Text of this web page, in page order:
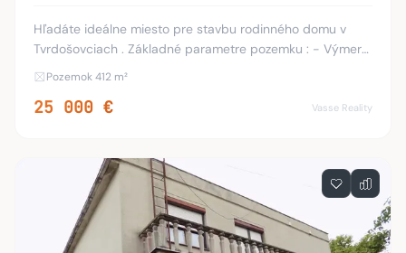
Hľadáte ideálne miesto pre stavbu rodinného domu v
Tvrdošovciach . Základné parametre pozemku : - Výmera:
412 m² (šírka cca 14 m x dĺžka cca 28 m) - Terén: Úplná
Pozemok 412 m²
25 000 € Vasse Reality